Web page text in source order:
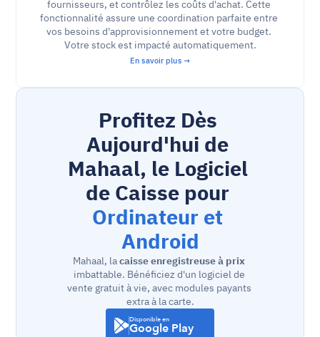
fournisseurs, et contrôlez les coûts d'achat. Cette
fonctionnalité assure une coordination parfaite entre
vos besoins d'approvisionnement et votre budget.
Votre stock est impacté automatiquement.
En savoir plus →
Profitez Dès
Aujourd'hui de
Mahaal, le Logiciel
Ordinateur et
Android
Mahaal, la caisse enregistreuse à prix
imbattable. Bénéficiez d'un logiciel de
vente gratuit à vie, avec modules payants
extra à la carte.
Disponible en
Google Play